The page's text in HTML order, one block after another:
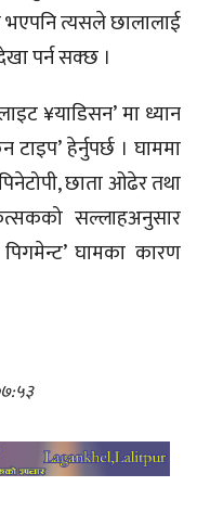
भएपनि त्यसले छालालाई
पर्न सक्छ ।
¥याडिसन’ मा ध्यान
टाइप’ हेर्नुपर्छ । घाममा
छाता ओढेर तथा
सल्लाहअनुसार
घामका कारण